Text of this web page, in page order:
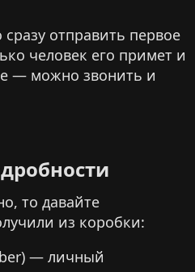
отправить первое
человек его примет и
— можно звонить и
то давайте
из коробки:
— личный